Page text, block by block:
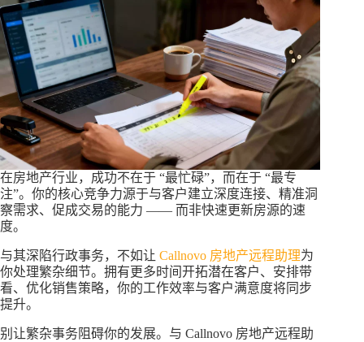
在房地产行业，成功不在于 “最忙碌”，而在于 “最专
注”。你的核心竞争力源于与客户建立深度连接、精准洞
察需求、促成交易的能力 —— 而非快速更新房源的速
度。
与其深陷行政事务，不如让 Callnovo 房地产远程助理为
你处理繁杂细节。拥有更多时间开拓潜在客户、安排带
看、优化销售策略，你的工作效率与客户满意度将同步
提升。
别让繁杂事务阻碍你的发展。与 Callnovo 房地产远程助